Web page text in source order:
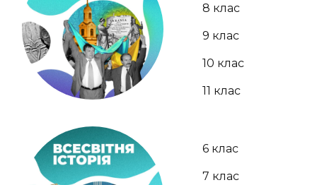
8 клас
9 клас
10 клас
11 клас
6 клас
7 клас